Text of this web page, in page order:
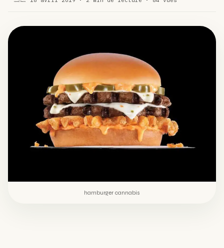
Un fabricant polonais de textiles à base de chanvre
suscite une forte…
hamburger cannabis